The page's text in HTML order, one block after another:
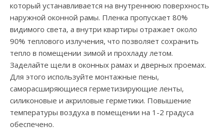
который устанавливается на внутреннюю поверхность
наружной оконной рамы. Пленка пропускает 80%
видимого света, а внутри квартиры отражает около
90% теплового излучения, что позволяет сохранить
тепло в помещении зимой и прохладу летом.
Заделайте щели в оконных рамах и дверных проемах.
Для этого используйте монтажные пены,
саморасширяющиеся герметизирующие ленты,
силиконовые и акриловые герметики. Повышение
температуры воздуха в помещении на 1-2 градуса
обеспечено.